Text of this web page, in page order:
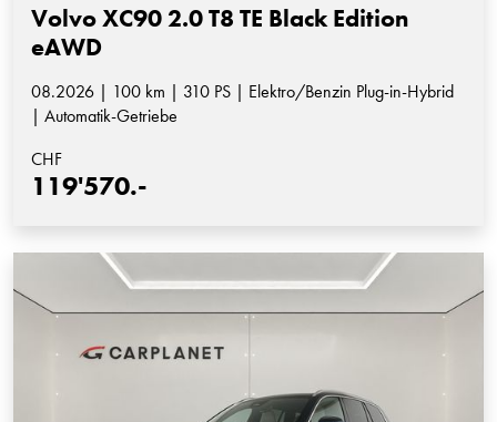
Volvo XC90 2.0 T8 TE Black Edition
eAWD
08.2026 | 100 km | 310 PS | Elektro/Benzin Plug-in-Hybrid
| Automatik-Getriebe
CHF
119'570.-